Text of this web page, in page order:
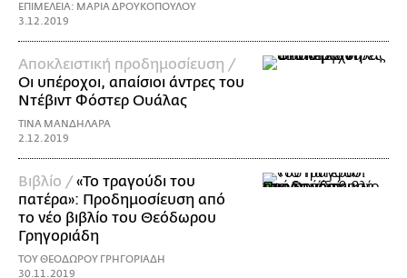
ΕΠΙΜΕΛΕΙΑ: ΜΑΡΙΑ ΔΡΟΥΚΟΠΟΥΛΟΥ
3.12.2019
Αποκλειστική προδημοσίευση /
Οι υπέροχοι, απαίσιοι άντρες του
Ντέβιντ Φόστερ Ουάλας
ΤΙΝΑ ΜΑΝΔΗΛΑΡΑ
2.12.2019
Βιβλίο / «Το τραγούδι του
πατέρα»: Προδημοσίευση από
το νέο βιβλίο του Θεόδωρου
Γρηγοριάδη
ΤΟΥ ΘΕΟΔΩΡΟΥ ΓΡΗΓΟΡΙΑΔΗ
30.11.2019